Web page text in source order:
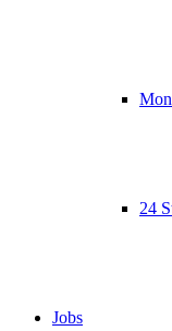
24
Jobs